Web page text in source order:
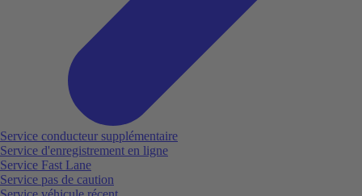
Service conducteur supplémentaire
Service d'enregistrement en ligne
Service Fast Lane
Service pas de caution